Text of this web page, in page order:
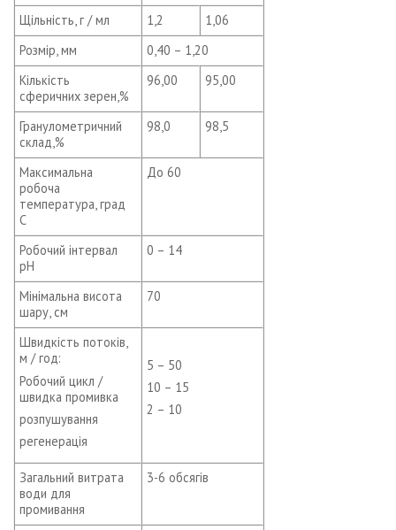
Щільність, г / мл
1,2
1,06
Розмір, мм
0,40 – 1,20
Кількість
сферичних зерен,%
96,00 95,00
Гранулометричний
склад,%
98,0 98,5
Максимальна
робоча
температура, град
С
До 60
Робочий інтервал
рН
0 – 14
Мінімальна висота
шару, см
70
Швидкість потоків,
м / год:
Робочий цикл /
швидка промивка
розпушування
регенерація
5 – 50
10 – 15
2 – 10
Загальний витрата
води для
промивання
3-6 обсягів